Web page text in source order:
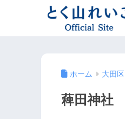
ホーム 大田
薭田神社